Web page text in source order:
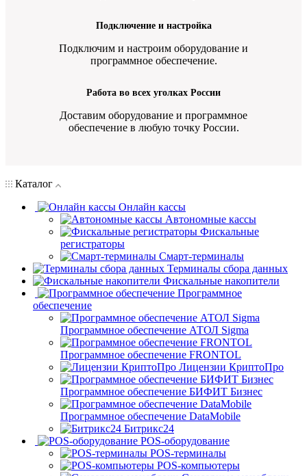
Подключение и настройка
Подключим и настроим оборудование и
программное обеспечение.
Работа во всех уголках России
Доставим оборудование и программное
обеспечение в любую точку России.
Каталог
Онлайн кассы
Автономные кассы
Фискальные
регистраторы
Смарт-терминалы
Терминалы сбора данных
Фискальные накопители
Программное
обеспечение
Программное обеспечение АТОЛ Sigma
Программное обеспечение FRONTOL
Лицензии КриптоПро
Программное обеспечение БИФИТ Бизнес
Программное обеспечение DataMobile
Битрикс24
POS-оборудование
POS-терминалы
POS-компьютеры